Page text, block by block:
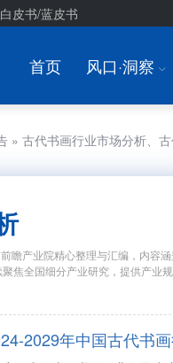
白皮书/蓝皮书
首页 风口·洞察 I
» 古代书画行业市场分析、
瞻产业院精心整理与汇编，内容
焦全国细分产业研究，提供产业
2029年中国古代书